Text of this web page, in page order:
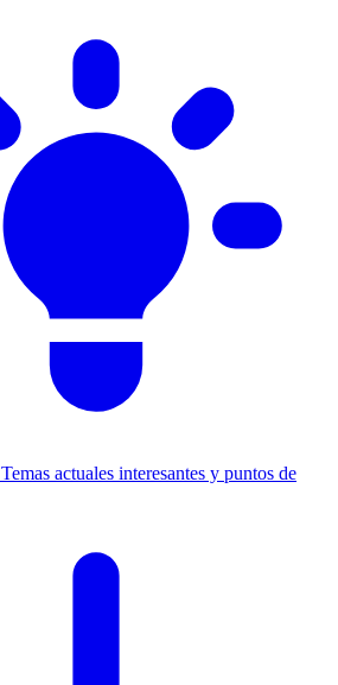
Temas actuales interesantes y puntos de